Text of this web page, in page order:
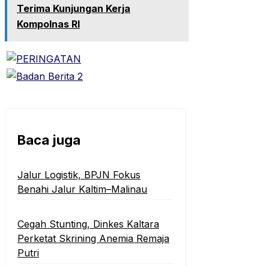
Terima Kunjungan Kerja
Kompolnas RI
Baca juga
‎Jalur Logistik, BPJN Fokus
Benahi Jalur Kaltim–Malinau
Cegah Stunting, Dinkes Kaltara
Perketat Skrining Anemia Remaja
Putri